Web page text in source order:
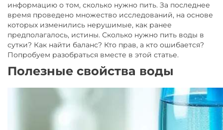
информацию о том, сколько нужно пить. За последнее
время проведено множество исследований, на основе
которых изменились нерушимые, как ранее
предполагалось, истины. Сколько нужно пить воды в
сутки? Как найти баланс? Кто прав, а кто ошибается?
Попробуем разобраться вместе в этой статье.
Полезные свойства воды